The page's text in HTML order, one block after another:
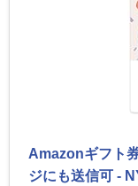
Amazonギフト
ジにも送信可 -